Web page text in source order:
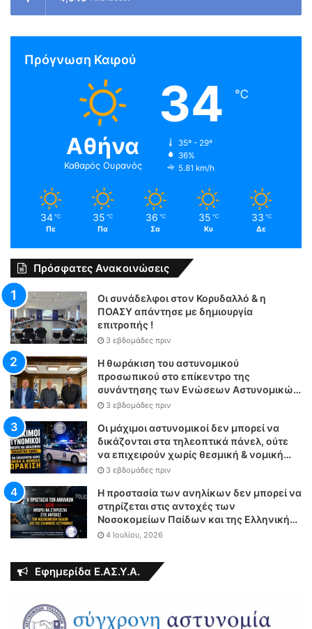
Πρόγνωση Καιρού
Αθήνα
Καθαρός Ουρανός
34 ℃
35º - 29º
36%
5.81 km/h
34 ℃
Πε
35 ℃
Πα
36 ℃
Σα
35 ℃
Κυ
33 ℃
Δε
Πρόσφατες Ανακοινώσεις
Οι συνάδελφοι στον Κορυδαλλό & η
ΠΟΑΣΥ απάντησε με δημιουργία
επιτροπής !
3 εβδομάδες πριν
Η θωράκιση του αστυνομικού
προσωπικού στο επίκεντρο της
συνάντησης των Ενώσεων Αστυνομικών
Υπαλλήλων Αθηνών και Θεσσαλονίκης
3 εβδομάδες πριν
Οι μάχιμοι αστυνομικοί δεν μπορεί να
δικάζονται στα τηλεοπτικά πάνελ, ούτε
να επιχειρούν χωρίς θεσμική & νομική
θωράκιση
3 εβδομάδες πριν
Η προστασία των ανηλίκων δεν μπορεί να
στηρίζεται στις αντοχές των
Νοσοκομείων Παίδων και της Ελληνικής
Αστυνομίας
4 Ιουλίου, 2026
Εφημερίδα Ε.ΑΣ.Υ.Α.